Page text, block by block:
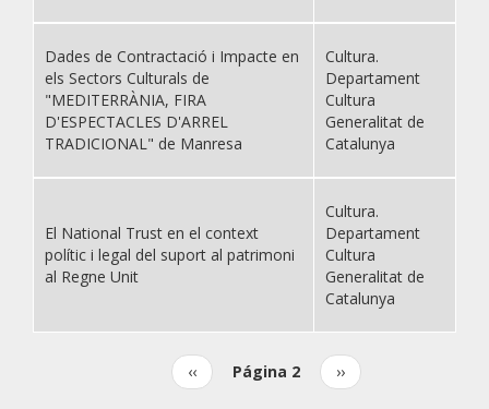
Dades de Contractació i Impacte en
els Sectors Culturals de
"MEDITERRÀNIA, FIRA
D'ESPECTACLES D'ARREL
TRADICIONAL" de Manresa
Cultura.
Departament
Cultura
Generalitat de
Catalunya
El National Trust en el context
polític i legal del suport al patrimoni
al Regne Unit
Cultura.
Departament
Cultura
Generalitat de
Catalunya
Página
anterior
‹‹ Página 2
Siguiente
página
››